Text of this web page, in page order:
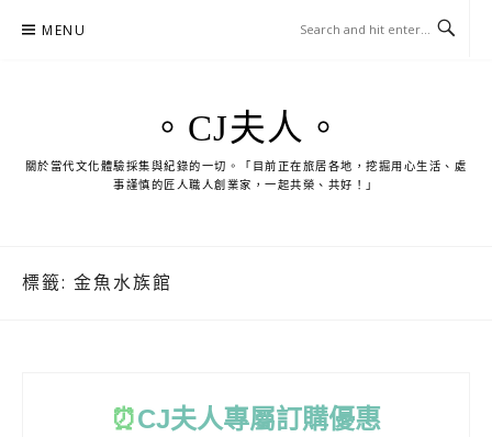
MENU
。CJ夫人。
關於當代文化體驗採集與紀錄的一切。「目前正在旅居各地，挖掘用心生活、處
事謹慎的匠人職人創業家，一起共榮、共好！」
標籤: 金魚水族館
⏰CJ夫人專屬訂購優惠